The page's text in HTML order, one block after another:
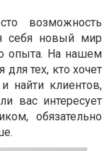
возможность
себя новый мир
опыта. На нашем
тех, кто хочет
найти клиентов,
вас интересует
обязательно